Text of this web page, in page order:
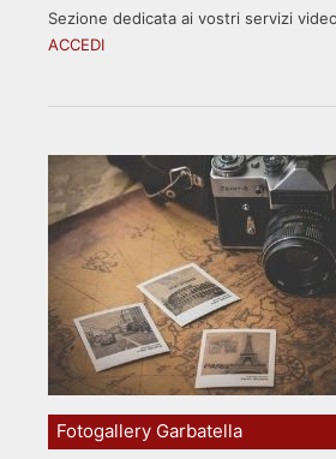
Sezione dedicata ai vostri servizi
ACCEDI
Fotogallery Garbatella